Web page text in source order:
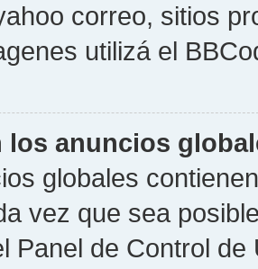
correo, sitios
utilizá el
los anuncios
globales
vez que sea
Panel de Control